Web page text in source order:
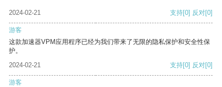
2024-02-21 支持[0] 反对[0]
游客
这款加速器VPM应用程序已经为我们带来了无限的隐私保护和安全性保
护。
2024-02-21
支持[0] 反对[0]
游客